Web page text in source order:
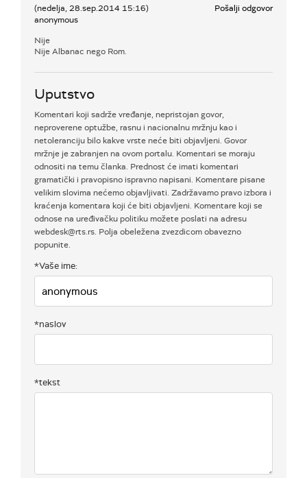
(nedelja, 28.sep.2014 15:16)
anonymous
Pošalji odgovor
Nije
Nije Albanac nego Rom.
Uputstvo
Komentari koji sadrže vređanje, nepristojan govor,
neproverene optužbe, rasnu i nacionalnu mržnju kao i
netoleranciju bilo kakve vrste neće biti objavljeni. Govor
mržnje je zabranjen na ovom portalu. Komentari se moraju
odnositi na temu članka. Prednost će imati komentari
gramatički i pravopisno ispravno napisani. Komentare pisane
velikim slovima nećemo objavljivati. Zadržavamo pravo izbora i
kraćenja komentara koji će biti objavljeni. Komentare koji se
odnose na uređivačku politiku možete poslati na adresu
webdesk@rts.rs. Polja obeležena zvezdicom obavezno
popunite.
*Vaše ime:
*naslov
*tekst